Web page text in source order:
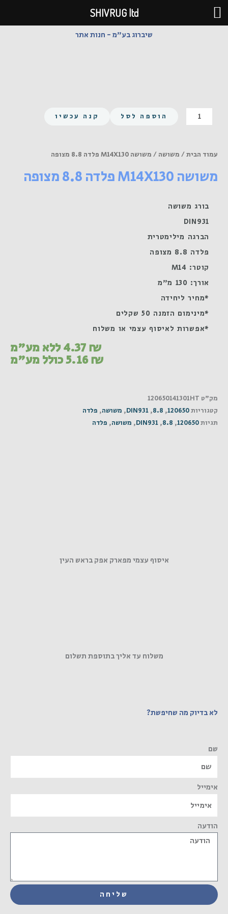
דילוג
לתוכן
שיברוג בע"מ - חנות אתר
כמות
של
M14X130
8.8
הוספה לסל קנה עכשיו
עמוד הבית/ משושה / משושה M14X130 פלדה 8.8 מצופה
משושה M14X130 פלדה 8.8 מצופה
בורג משושה
DIN931
הברגה מילימטרית
פלדה 8.8 מצופה
קוטר: M14
אורך: 130 מ"מ
*מחיר ליחידה
*מינימום הזמנה 50 שקלים
*אפשרות לאיסוף עצמי או משלוח
4.37₪ ללא מע"מ
5.16₪ כולל מע"מ
מק"ט 120650141301HT
קטגוריות120650
,
8.8
,
DIN931
, משושה, פלדה
תגיות120650
,
8.8
,
DIN931
, משושה, פלדה
איסוף עצמי מפארק אפק בראש העין
משלוח עד אליך בתוספת תשלום
לא בדיוק מה שחיפשת?
שם
אימייל
הודעה
שליחה
SHIVRUG ltd